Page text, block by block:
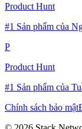
Product Hunt
#1 Sản phẩm của
P
Product Hunt
#1 Sản phẩm của
Chính sách bảo mật